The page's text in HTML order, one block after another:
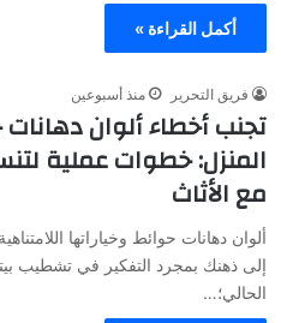
أكمل القراءة »
فريق التحرير منذ أسبوعين
تجنب أخطاء ألوان
المنزل: خطوات عملية
مع الأثاث
ألوان دهانات حوائط وخياراتها
إلى ذهنك بمجرد التفكير في تشطيب
الحالي؛…